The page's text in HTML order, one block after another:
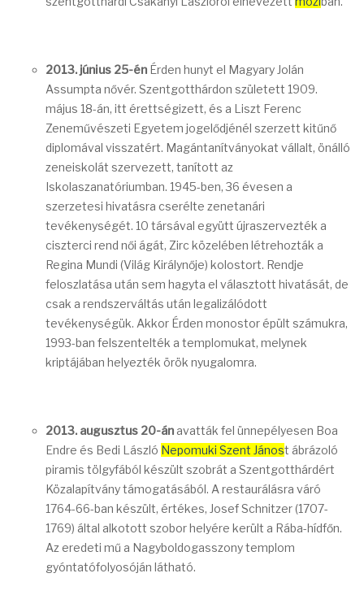
2013. június 25-én Érden hunyt el Magyary Jolán
Assumpta nővér. Szentgotthárdon született 1909.
május 18-án, itt érettségizett, és a Liszt Ferenc
Zeneművészeti Egyetem jogelődjénél szerzett kitűnő
diplomával visszatért. Magántanítványokat vállalt, önálló
zeneiskolát szervezett, tanított az
Iskolaszanatóriumban. 1945-ben, 36 évesen a
szerzetesi hivatásra cserélte zenetanári
tevékenységét. 10 társával együtt újraszervezték a
ciszterci rend női ágát, Zirc közelében létrehozták a
Regina Mundi (Világ Királynője) kolostort. Rendje
feloszlatása után sem hagyta el választott hivatását, de
csak a rendszerváltás után legalizálódott
tevékenységük. Akkor Érden monostor épült számukra,
1993-ban felszentelték a templomukat, melynek
kriptájában helyezték örök nyugalomra.
2013. augusztus 20-án avatták fel ünnepélyesen Boa
Endre és Bedi László Nepomuki Szent Jánost ábrázoló
piramis tölgyfából készült szobrát a Szentgotthárdért
Közalapítvány támogatásából. A restaurálásra váró
1764-66-ban készült, értékes, Josef Schnitzer (1707-
1769) által alkotott szobor helyére került a Rába-hídfőn.
Az eredeti mű a Nagyboldogasszony templom
gyóntatófolyosóján látható.